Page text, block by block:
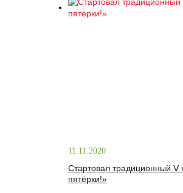
11.11.2020
Стартовал традиционный V
пятёрки!»